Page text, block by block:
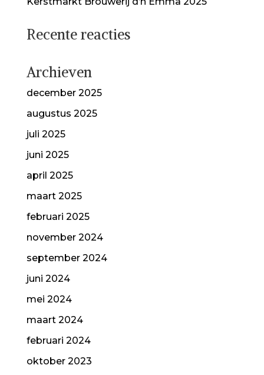
Recente reacties
Archieven
december 2025
augustus 2025
juli 2025
juni 2025
april 2025
maart 2025
februari 2025
november 2024
september 2024
juni 2024
mei 2024
maart 2024
februari 2024
oktober 2023